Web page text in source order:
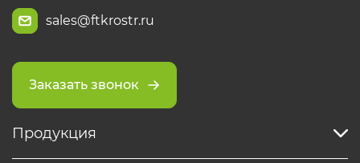
sales@ftkrostr.ru
Заказать звонок
Продукция